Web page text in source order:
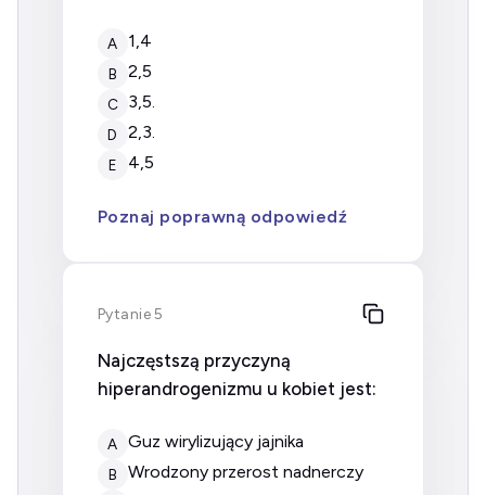
A 1,4
B 2,5
C 3,5.
D 2,3.
E 4,5
Poznaj poprawną odpowiedź
Pytanie 5
Najczęstszą przyczyną
hiperandrogenizmu u kobiet jest:
A Guz wirylizujący jajnika
B
Wrodzony przerost nadnerczy